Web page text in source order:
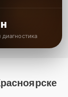
диагностика